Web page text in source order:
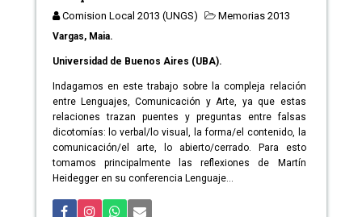
Comision Local 2013 (UNGS) Memorias 2013
Vargas, Maia.
Universidad de Buenos Aires (UBA).
Indagamos en este trabajo sobre la compleja relación
entre Lenguajes, Comunicación y Arte, ya que estas
relaciones trazan puentes y preguntas entre falsas
dicotomías: lo verbal/lo visual, la forma/el contenido, la
comunicación/el arte, lo abierto/cerrado. Para esto
tomamos principalmente las reflexiones de Martín
Heidegger en su conferencia Lenguaje...